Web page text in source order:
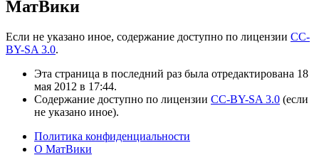
МатВики
Если не указано иное, содержание доступно по лицензии CC-
BY-SA 3.0.
Эта страница в последний раз была отредактирована 18
мая 2012 в 17:44.
Содержание доступно по лицензии CC-BY-SA 3.0 (если
не указано иное).
Политика конфиденциальности
О МатВики